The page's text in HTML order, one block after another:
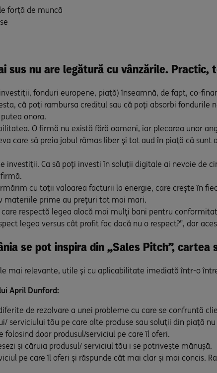
forță de muncă
sus nu are legătură cu vânzările. Practic,
fonduri europene, piață) înseamnă, de fapt, co-
că poți rambursa creditul sau că poți absorbi fondurile
onora.
O firmă nu există fără oameni, iar plecarea unor
care să preia jobul rămas liber și tot aud în piață că
investiții. Ca să poți investi în soluții digitale ai nevoie de
cu toții valoarea facturii la energie, care crește în
materiile prime au prețuri tot mai mari.
respectă legea alocă mai mulți bani pentru
legea versus cât profit fac dacă nu o respect?”, dar
se pot inspira din „Sales Pitch”,
mai relevante, utile și cu aplicabilitate imediată într-o
April Dunford:
de rezolvare a unei probleme cu care se confruntă
serviciului tău pe care alte produse sau soluții din piață nu
doar produsul/serviciul pe care îl oferi.
și căruia produsul/ serviciul tău i se potrivește mănușă.
pe care îl oferi și răspunde cât mai clar și mai concis.